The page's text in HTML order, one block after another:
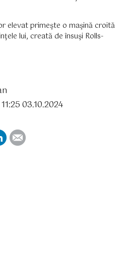
elevat primeşte o maşină croită
lui, creată de însuşi Rolls-
03.10.2024